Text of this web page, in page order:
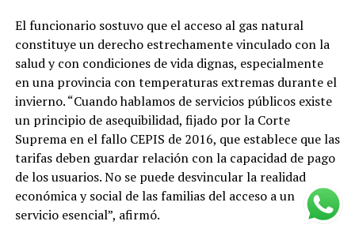
El funcionario sostuvo que el acceso al gas natural
constituye un derecho estrechamente vinculado con la
salud y con condiciones de vida dignas, especialmente
en una provincia con temperaturas extremas durante el
invierno. “Cuando hablamos de servicios públicos existe
un principio de asequibilidad, fijado por la Corte
Suprema en el fallo CEPIS de 2016, que establece que las
tarifas deben guardar relación con la capacidad de pago
de los usuarios. No se puede desvincular la realidad
económica y social de las familias del acceso a un
servicio esencial”, afirmó.